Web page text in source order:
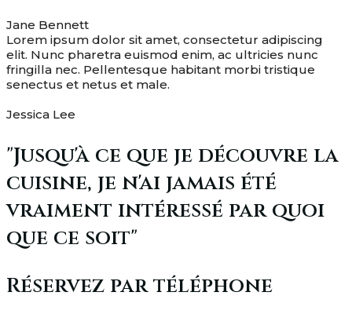
Jane Bennett
Lorem ipsum dolor sit amet, consectetur adipiscing
elit. Nunc pharetra euismod enim, ac ultricies nunc
fringilla nec. Pellentesque habitant morbi tristique
senectus et netus et male.
Jessica Lee
"Jusqu'à ce que je découvre la
cuisine, je n'ai jamais été
vraiment intéressé par quoi
que ce soit"
Réservez par téléphone